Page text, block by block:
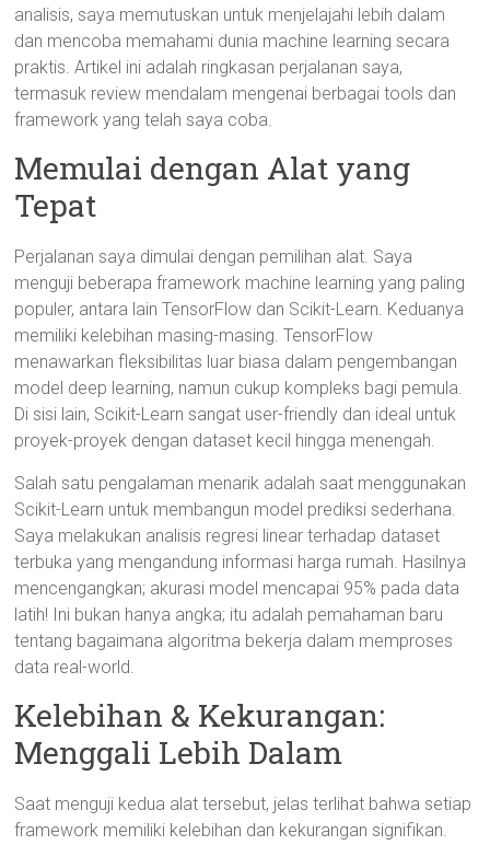
analisis, saya memutuskan untuk menjelajahi lebih dalam
dan mencoba memahami dunia machine learning secara
praktis. Artikel ini adalah ringkasan perjalanan saya,
termasuk review mendalam mengenai berbagai tools dan
framework yang telah saya coba.
Memulai dengan Alat yang
Tepat
Perjalanan saya dimulai dengan pemilihan alat. Saya
menguji beberapa framework machine learning yang paling
populer, antara lain TensorFlow dan Scikit-Learn. Keduanya
memiliki kelebihan masing-masing. TensorFlow
menawarkan fleksibilitas luar biasa dalam pengembangan
model deep learning, namun cukup kompleks bagi pemula.
Di sisi lain, Scikit-Learn sangat user-friendly dan ideal untuk
proyek-proyek dengan dataset kecil hingga menengah.
Salah satu pengalaman menarik adalah saat menggunakan
Scikit-Learn untuk membangun model prediksi sederhana.
Saya melakukan analisis regresi linear terhadap dataset
terbuka yang mengandung informasi harga rumah. Hasilnya
mencengangkan; akurasi model mencapai 95% pada data
latih! Ini bukan hanya angka; itu adalah pemahaman baru
tentang bagaimana algoritma bekerja dalam memproses
data real-world.
Kelebihan & Kekurangan:
Menggali Lebih Dalam
Saat menguji kedua alat tersebut, jelas terlihat bahwa setiap
framework memiliki kelebihan dan kekurangan signifikan.